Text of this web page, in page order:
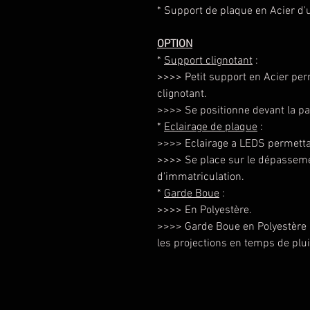
* Support de plaque en Acier
OPTION
* Support clignotant :
>>>> Petit support en Acier
clignotant.
>>>> Se positionne devant la
* Eclairage de plaque :
>>>> Eclairage a LEDS
>>>> Se place sur le
d'immatriculation.
* Garde Boue :
>>>> En Polyestère.
>>>> Garde Boue en
les projections en temps de